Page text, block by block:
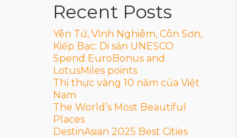
Recent Posts
Yên Tử, Vĩnh Nghiêm, Côn Sơn,
Kiếp Bạc: Di sản UNESCO
Spend EuroBonus and
LotusMiles points
Thị thực vàng 10 năm của Việt
Nam
The World’s Most Beautiful
Places
DestinAsian 2025 Best Cities